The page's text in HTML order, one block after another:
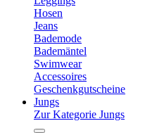
Hosen
Jeans
Bademode
Bademäntel
Swimwear
Accessoires
Geschenkgutscheine
Jungs
Zur Kategorie Jungs